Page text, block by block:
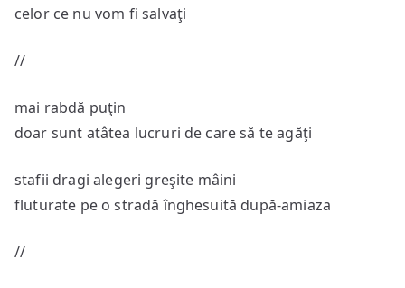
celor ce nu vom fi salvaţi
//
mai rabdă puţin
doar sunt atâtea lucruri de care să te agăţi
stafii dragi alegeri greşite mâini
fluturate pe o stradă înghesuită după-amiaza
//